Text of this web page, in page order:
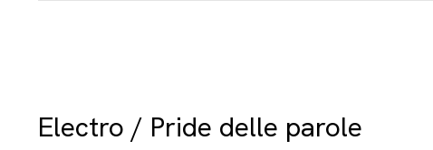
Electro / Pride delle parole